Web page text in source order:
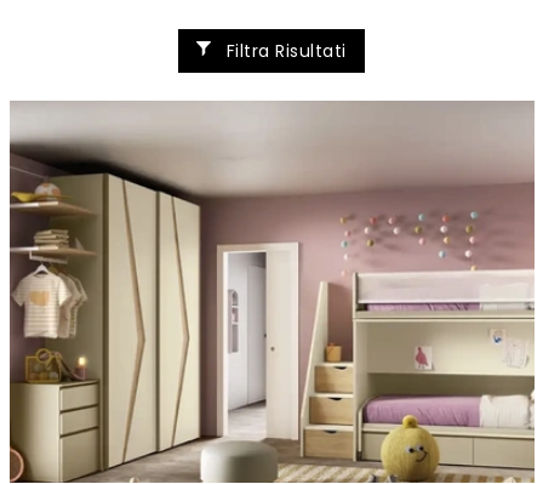
Filtra Risultati